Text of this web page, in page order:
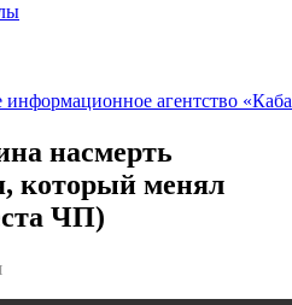
насмерть
который менял
ЧП)